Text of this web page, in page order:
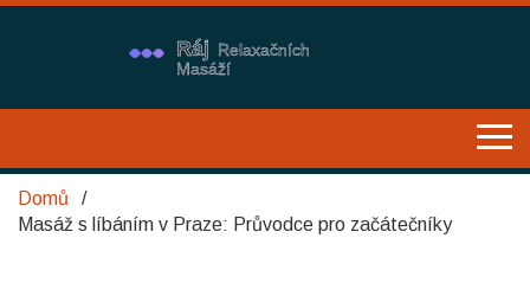
Domů
Masáž s líbáním v Praze: Průvodce pro začátečníky